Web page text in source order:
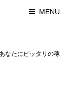
MENU
なたにピッタリの稼